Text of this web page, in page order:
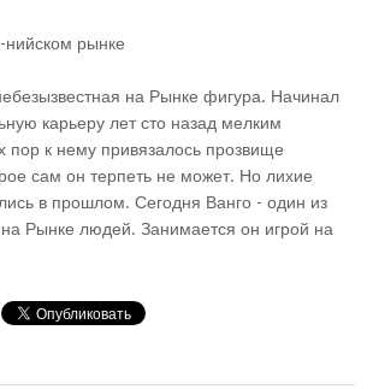
нийском рынке
на Рынке фигура. Начинал
карьеру лет сто назад мелким
к нему привязалось прозвище
сам он терпеть не может. Но лихие
в прошлом. Сегодня Ванго - один из
Рынке людей. Занимается он игрой на